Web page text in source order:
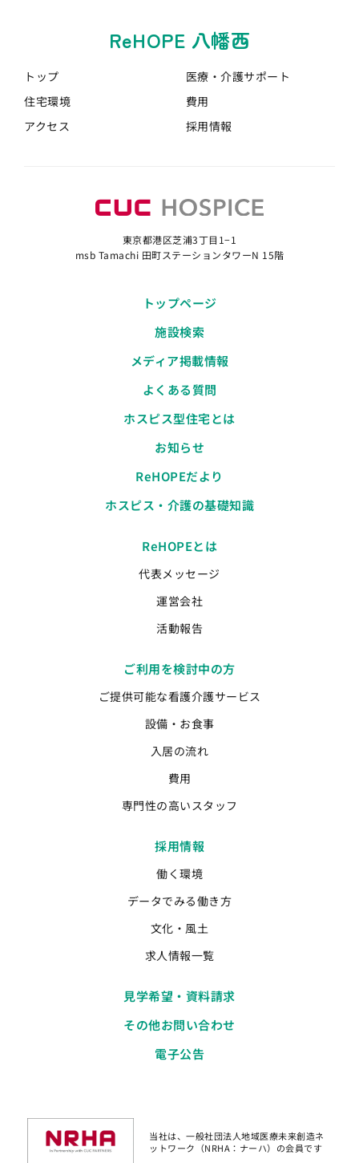
ReHOPE 八幡西
トップ 医療・介護サポート
住宅環境
費用
アクセス
採用情報
東京都港区芝浦3丁目1−1
msb Tamachi 田町ステーションタワーN 15階
トップページ
施設検索
メディア掲載情報
よくある質問
ホスピス型住宅とは
お知らせ
ReHOPEだより
ホスピス・介護の基礎知識
ReHOPEとは
代表メッセージ
運営会社
活動報告
ご利用を検討中の方
ご提供可能な看護介護サービス
設備・お食事
入居の流れ
費用
専門性の高いスタッフ
採用情報
働く環境
データでみる働き方
文化・風土
求人情報一覧
見学希望・資料請求
その他お問い合わせ
電子公告
当社は、一般社団法人地域医療未来創造ネ
ットワーク（NRHA：ナーハ）の会員です